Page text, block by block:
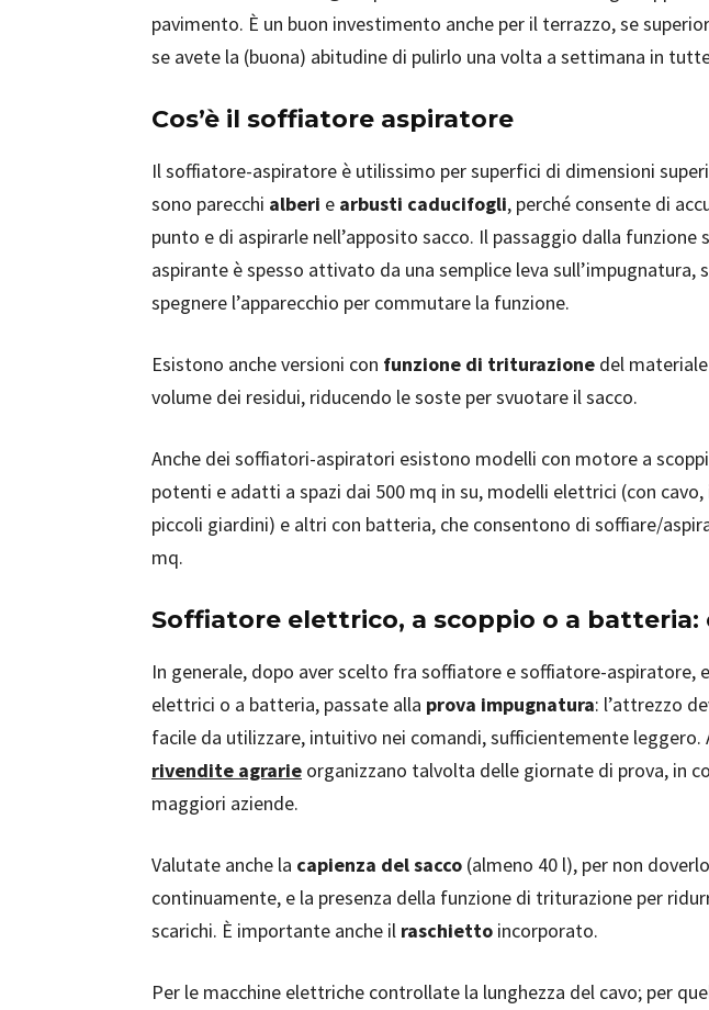
pavimento. È un buon investimento anche per il terrazzo, se
se avete la (buona) abitudine di pulirlo una volta a settimana in
Cos’è il soffiatore aspiratore
Il soffiatore-aspiratore è utilissimo per superfici di dimensioni
sono parecchi alberi e arbusti caducifogli, perché consente di
punto e di aspirarle nell’apposito sacco. Il passaggio dalla funzione
aspirante è spesso attivato da una semplice leva sull’impugnatura,
spegnere l’apparecchio per commutare la funzione.
Esistono anche versioni con funzione di triturazione del
volume dei residui, riducendo le soste per svuotare il sacco.
Anche dei soffiatori-aspiratori esistono modelli con motore a
potenti e adatti a spazi dai 500 mq in su, modelli elettrici (con
piccoli giardini) e altri con batteria, che consentono di soffiare/
mq.
Soffiatore elettrico, a scoppio o a batteria:
In generale, dopo aver scelto fra soffiatore e soffiatore-aspiratore,
elettrici o a batteria, passate alla prova impugnatura: l’attrezzo
facile da utilizzare, intuitivo nei comandi, sufficientemente leggero.
rivendite agrarie organizzano talvolta delle giornate di prova, in
maggiori aziende.
Valutate anche la capienza del sacco (almeno 40 l), per non
continuamente, e la presenza della funzione di triturazione per
scarichi. È importante anche il raschietto incorporato.
Per le macchine elettriche controllate la lunghezza del cavo; per